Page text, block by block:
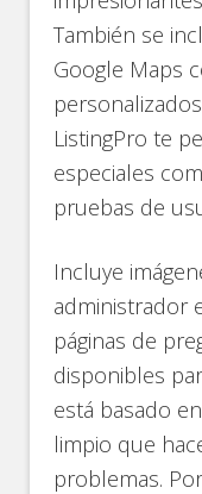
También se
Google Maps
ListingPro te
especiales
pruebas de
Incluye
administrador
páginas de
disponibles
está basado
limpio que
problemas.